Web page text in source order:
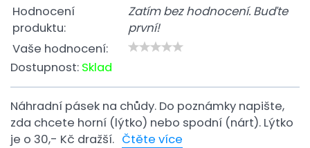
Hodnocení
produktu:
Zatím bez hodnocení. Buďte
první!
Vaše hodnocení:
Dostupnost: Sklad
Náhradní pásek na chůdy. Do poznámky napište,
zda chcete horní (lýtko) nebo spodní (nárt). Lýtko
je o 30,- Kč dražší. Čtěte více